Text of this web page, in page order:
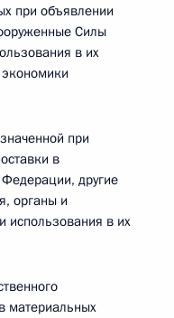
при объявлении
Силы
в их
при
в
другие
органы и
использования в их
материальных